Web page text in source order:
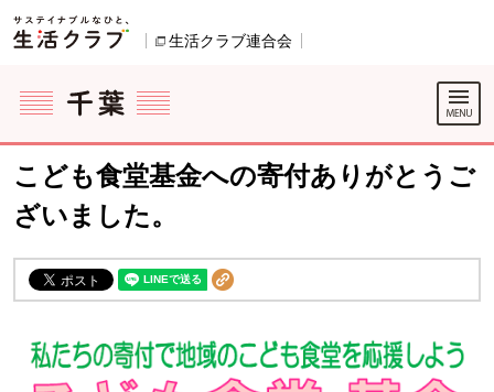
ページの先頭です。
生活クラブ連合会
ここからサイト内共通メニューです。
サイト内共通メニューをスキップする
サイト内共通メニューここまで。
こども食堂基金への寄付ありがとうご
ざいました。